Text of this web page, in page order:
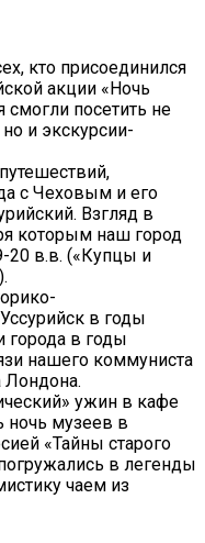
кто присоединился
акции «Ночь
смогли посетить не
и экскурсии-
с Чеховым и его
Взгляд в
которым наш город
20 в.в. («Купцы и
в годы
города в годы
нашего коммуниста
Лондона.
ужин в кафе
ночь музеев в
«Тайны старого
в легенды
чаем из